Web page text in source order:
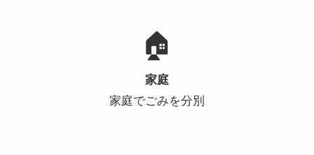
🏠
家庭
家庭でごみを分別